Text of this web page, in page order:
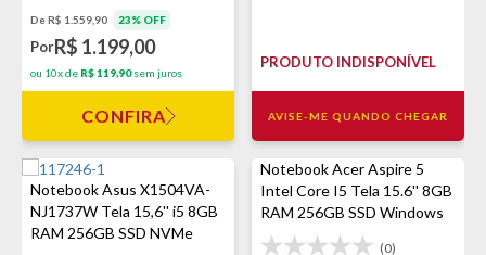
De R$ 1.559,90 23% OFF
PorR$ 1.199,00
ou 10x de R$ 119,90sem juros
CONFIRA
PRODUTO INDISPONÍVEL
AVISE-ME QUANDO CHEGAR
Notebook Asus X1504VA-
NJ1737W Tela 15,6'' i5 8GB
RAM 256GB SSD NVMe
Notebook Acer Aspire 5
Intel Core I5 Tela 15.6'' 8GB
RAM 256GB SSD Windows
11
(0)